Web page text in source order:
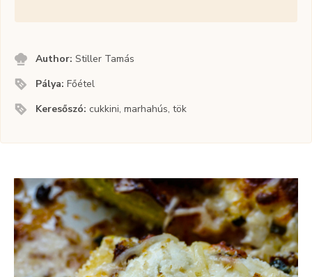
Author:Stiller Tamás
Pálya:Főétel
Keresőszó: cukkini, marhahús, tök